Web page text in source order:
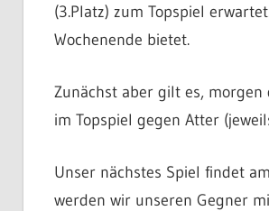
(3.Platz) zum Topspiel
Wochenende bietet.
Zunächst aber gilt es, morgen
im Topspiel gegen Atter
Unser nächstes Spiel findet
werden wir unseren Gegner